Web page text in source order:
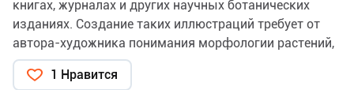
книгах, журналах и других научных ботанических
изданиях. Создание таких иллюстраций требует от
автора-художника понимания морфологии растений,
доступа к натурным (живым природным) образцам
или гербариям (образцам, засушенным для
1 Нравится